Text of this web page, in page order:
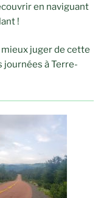
en naviguant
!
juger de cette
à Terre-